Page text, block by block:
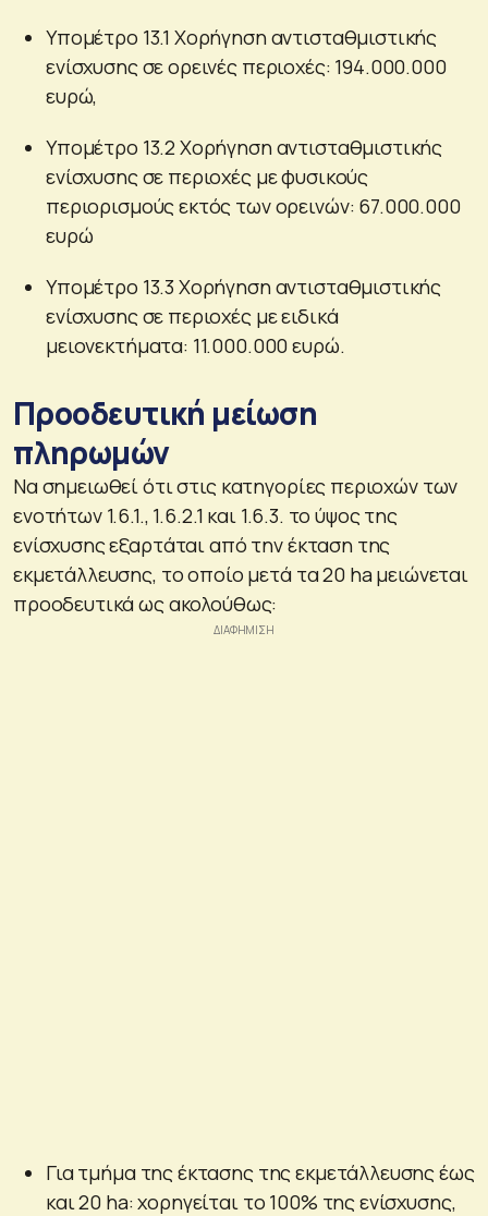
Υπομέτρο 13.1 Χορήγηση αντισταθμιστικής
ενίσχυσης σε ορεινές περιοχές: 194.000.000
ευρώ,
Υπομέτρο 13.2 Χορήγηση αντισταθμιστικής
ενίσχυσης σε περιοχές με φυσικούς
περιορισμούς εκτός των ορεινών: 67.000.000
ευρώ
Υπομέτρο 13.3 Χορήγηση αντισταθμιστικής
ενίσχυσης σε περιοχές με ειδικά
μειονεκτήματα: 11.000.000 ευρώ.
Προοδευτική μείωση
πληρωμών
Να σημειωθεί ότι στις κατηγορίες περιοχών των
ενοτήτων 1.6.1., 1.6.2.1 και 1.6.3. το ύψος της
ενίσχυσης εξαρτάται από την έκταση της
εκμετάλλευσης, το οποίο μετά τα 20 ha μειώνεται
προοδευτικά ως ακολούθως:
Για τμήμα της έκτασης της εκμετάλλευσης έως
και 20 ha: χορηγείται το 100% της ενίσχυσης,